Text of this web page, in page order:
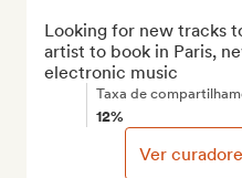
Looking for new tracks
artist to book in Paris,
electronic music
Taxa de
12%
Ver